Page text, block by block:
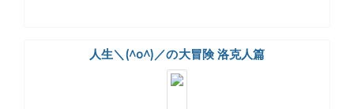
人生＼(^o^)／の大冒険 洛克人篇